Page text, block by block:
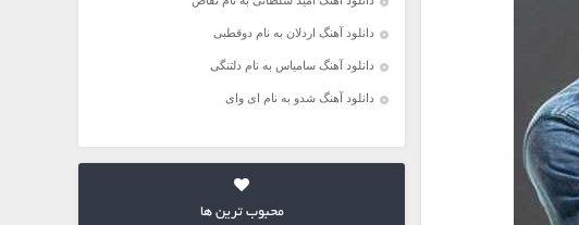
دانلود آهنگ اردلان به نام دوقطبی
دانلود آهنگ سامیاس به نام دلتنگی
دانلود آهنگ شدو به نام ای وای
محبوب ترین ها